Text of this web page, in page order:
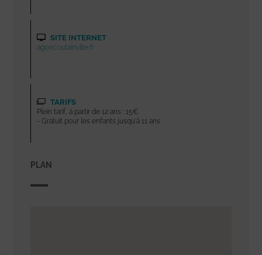
SITE INTERNET
agoncoutainville.fr
TARIFS
Plein tarif, à partir de 12 ans : 15€.
- Gratuit pour les enfants jusqu'à 11 ans.
PLAN